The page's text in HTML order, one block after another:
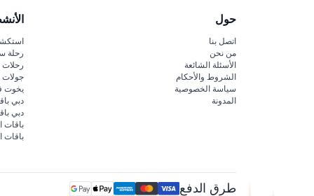
حول
اتصل بنا
من نحن
الأسئلة الشائعة
الشروط والأحكام
سياسة الخصوصية
المدونة
رحلة
رحلات
جولات
يخوت
دبي
دبي
باقات
باقات
طرق الدفع